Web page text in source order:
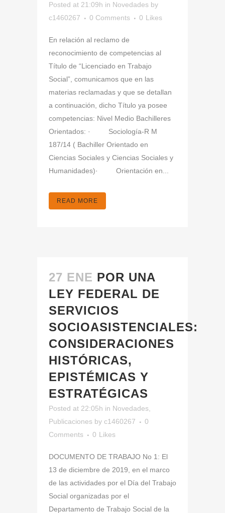
Posted at 21:09h in Novedades by
c1460267
0 Comments 0 Likes
En relación al reclamo de
reconocimiento de competencias al
Título de “Licenciado en Trabajo
Social”, comunicamos que en las
materias reclamadas y que se detallan
a continuación, dicho Título ya posee
competencias: Nivel Medio Bachilleres
Orientados: · Sociología-R M
187/14 ( Bachiller Orientado en
Ciencias Sociales y Ciencias Sociales y
Humanidades)· Orientación en...
READ MORE
27 ENE POR UNA
LEY FEDERAL DE
SERVICIOS
SOCIOASISTENCIALES:
CONSIDERACIONES
HISTÓRICAS,
EPISTÉMICAS Y
ESTRATÉGICAS
Posted at 22:05h in Novedades
Publicaciones by c1460267
0
Comments
0 Likes
DOCUMENTO DE TRABAJO No 1: El
13 de diciembre de 2019, en el marco
de las actividades por el Día del Trabajo
Social organizadas por el
Departamento de Trabajo Social de la